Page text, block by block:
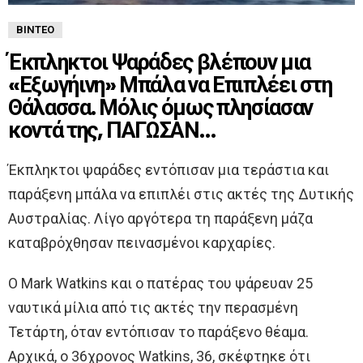
ΒΊΝΤΕΟ
Έκπληκτοι Ψαράδες βλέπουν μια
«Εξωγήινη» Μπάλα να Επιπλέει στη
Θάλασσα. Μόλις όμως πλησίασαν
κοντά της, ΠΑΓΩΣΑΝ…
Έκπληκτοι ψαράδες εντόπισαν μια τεράστια και
παράξενη μπάλα να επιπλέι στις ακτές της Δυτικής
Αυστραλίας. Λίγο αργότερα τη παράξενη μάζα
καταβρόχθησαν πεινασμένοι καρχαρίες.
Ο Mark Watkins και ο πατέρας του ψάρευαν 25
ναυτικά μίλια από τις ακτές την περασμένη
Τετάρτη, όταν εντόπισαν το παράξενο θέαμα.
Αρχικά, ο 36χρονος Watkins, 36, σκέφτηκε ότι